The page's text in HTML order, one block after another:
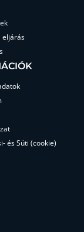
eljárás
és Süti (cookie)